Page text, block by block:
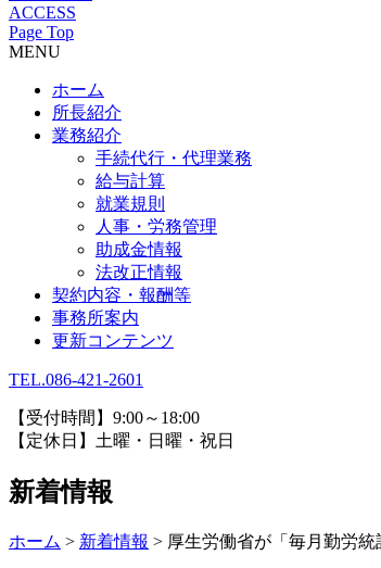
ACCESS
Page Top
MENU
ホーム
所長紹介
業務紹介
手続代行・代理業務
給与計算
就業規則
人事・労務管理
助成金情報
法改正情報
契約内容・報酬等
事務所案内
更新コンテンツ
TEL.086-421-2601
【受付時間】9:00～18:00
【定休日】土曜・日曜・祝日
新着情報
ホーム > 新着情報 > 厚生労働省が「毎月勤労